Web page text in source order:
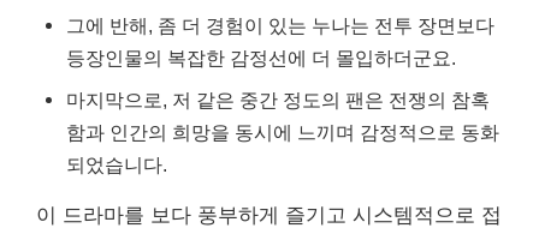
그에 반해, 좀 더 경험이 있는 누나는 전투 장면보다
등장인물의 복잡한 감정선에 더 몰입하더군요.
마지막으로, 저 같은 중간 정도의 팬은 전쟁의 참혹
함과 인간의 희망을 동시에 느끼며 감정적으로 동화
되었습니다.
이 드라마를 보다 풍부하게 즐기고 시스템적으로 접